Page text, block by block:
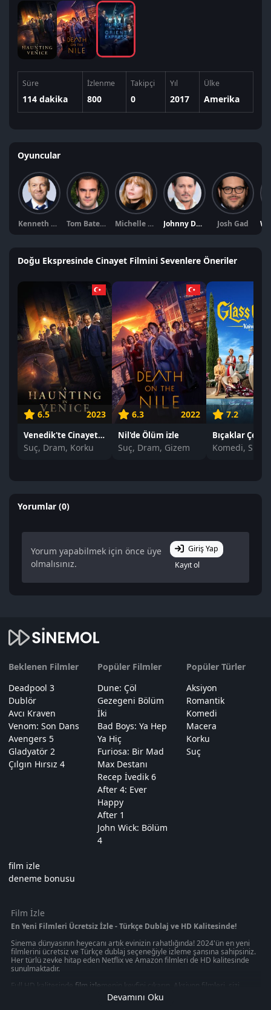
Süre
114 dakika
İzlenme
800
Takipçi
0
Yıl
2017
Ülke
Amerika
Oyuncular
Kenneth Branagh Tom Bateman Michelle Pfeiffer Johnny Depp Josh Gad
Doğu Ekspresinde Cinayet Filmini Sevenlere Öneriler
6.5 2023
Venedik'te Cinayet izle
Suç, Dram, Korku
6.3 2022
Nil'de Ölüm izle
Suç, Dram, Gizem
7.2
Komedi, Suç,
Yorumlar (0)
Yorum yapabilmek için önce üye
olmalısınız.
Giriş Yap
Kayıt ol
Beklenen Filmler
Deadpool 3
Dublör
Avcı Kraven
Venom: Son Dans
Avengers 5
Gladyatör 2
Çılgın Hırsız 4
Popüler Filmler
Dune: Çöl
Gezegeni Bölüm
İki
Bad Boys: Ya Hep
Ya Hiç
Furiosa: Bir Mad
Max Destanı
Recep İvedik 6
After 4: Ever
Happy
After 1
John Wick: Bölüm
4
Popüler Türler
Aksiyon
Romantik
Komedi
Macera
Korku
Suç
film izle
deneme bonusu
Film İzle
En Yeni Filmleri Ücretsiz İzle - Türkçe Dublaj ve HD Kalitesinde!
Sinema dünyasının heyecanı artık evinizin rahatlığında! 2024'ün en yeni
filmlerini ücretsiz ve Türkçe dublaj seçeneğiyle izleme şansına sahipsiniz.
Her türlü zevke hitap eden Netflix ve Amazon filmleri de HD kalitesinde
sunulmaktadır.
Full HD kalitesinde film izle menin keyfini çıkarın. Aksiyon filmleri, sizi
gerilim dolu anların içine çekerken, macera filmleri sizi uzak diyarlara
götürecek. Korku filmleri, heyecan dolu anlar yaşamanızı sağlarken, en
Devamını Oku